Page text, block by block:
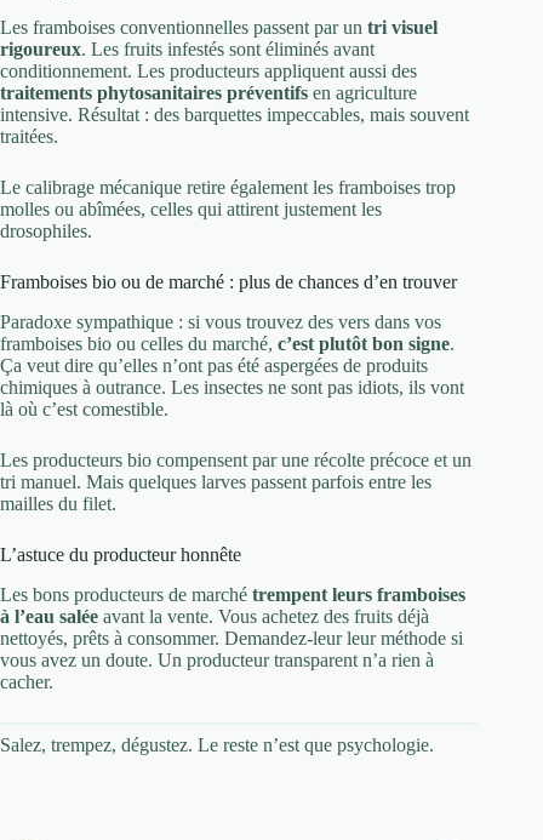
Les framboises conventionnelles passent par un tri visuel
rigoureux. Les fruits infestés sont éliminés avant
conditionnement. Les producteurs appliquent aussi des
traitements phytosanitaires préventifs en agriculture
intensive. Résultat : des barquettes impeccables, mais souvent
traitées.
Le calibrage mécanique retire également les framboises trop
molles ou abîmées, celles qui attirent justement les
drosophiles.
Framboises bio ou de marché : plus de chances d’en trouver
Paradoxe sympathique : si vous trouvez des vers dans vos
framboises bio ou celles du marché, c’est plutôt bon signe.
Ça veut dire qu’elles n’ont pas été aspergées de produits
chimiques à outrance. Les insectes ne sont pas idiots, ils vont
là où c’est comestible.
Les producteurs bio compensent par une récolte précoce et un
tri manuel. Mais quelques larves passent parfois entre les
mailles du filet.
L’astuce du producteur honnête
Les bons producteurs de marché trempent leurs framboises
à l’eau salée avant la vente. Vous achetez des fruits déjà
nettoyés, prêts à consommer. Demandez-leur leur méthode si
vous avez un doute. Un producteur transparent n’a rien à
cacher.
Salez, trempez, dégustez. Le reste n’est que psychologie.